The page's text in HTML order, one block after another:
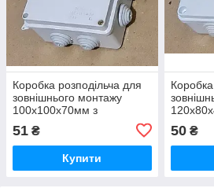
Коробка розподільча для
зовнішнього монтажу
100x100x70мм з
51 ₴
Купити
50₴